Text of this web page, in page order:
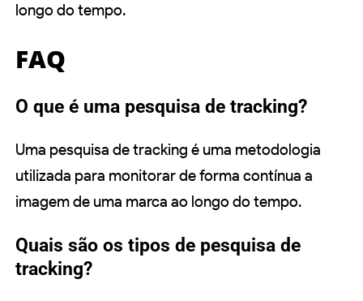
longo do tempo.
FAQ
O que é uma pesquisa de tracking?
Uma pesquisa de tracking é uma metodologia
utilizada para monitorar de forma contínua a
imagem de uma marca ao longo do tempo.
Quais são os tipos de pesquisa de
tracking?